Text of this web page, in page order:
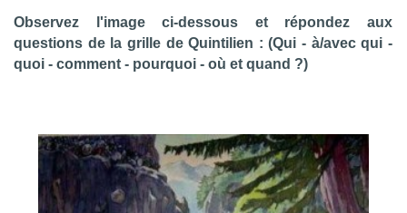
Observez l'image ci-dessous et répondez aux
questions de la grille de Quintilien : (Qui - à/avec qui -
quoi - comment - pourquoi - où et quand ?)